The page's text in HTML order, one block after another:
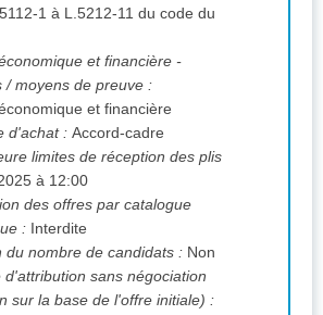
et financière -
/ moyens de preuve :
et financière
d'achat : Accord-cadre
limites de réception des plis
à 12:00
des offres par catalogue
: Interdite
du nombre de candidats : Non
d'attribution sans négociation
(Attribution sur la base de l'offre initiale) :